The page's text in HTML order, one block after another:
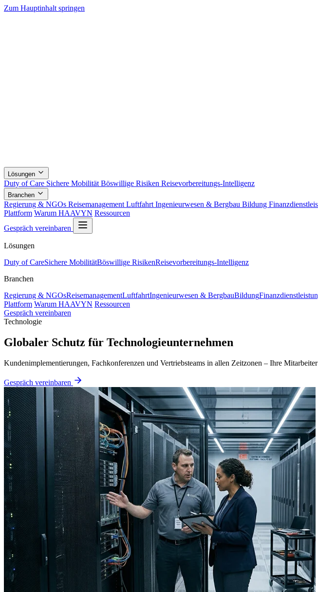
Zum Hauptinhalt springen
Lösungen
Duty of Care Sichere Mobilität Böswillige Risiken Reisevorbereitungs-Intelligenz
Branchen
Regierung & NGOs Reisemanagement Luftfahrt Ingenieurwesen & Bergbau Bildung
Plattform Warum HAAVYN Ressourcen
Gespräch vereinbaren
Lösungen
Duty of CareSichere MobilitätBöswillige RisikenReisevorbereitungs-Intelligenz
Branchen
Regierung & NGOsReisemanagementLuftfahrtIngenieurwesen & BergbauBildung
Plattform Warum HAAVYN Ressourcen
Gespräch vereinbaren
Technologie
Globaler Schutz für Technologieunternehmen
Kundenimplementierungen, Fachkonferenzen und Vertriebsteams in allen Zeitzonen – Ihre
Gespräch vereinbaren